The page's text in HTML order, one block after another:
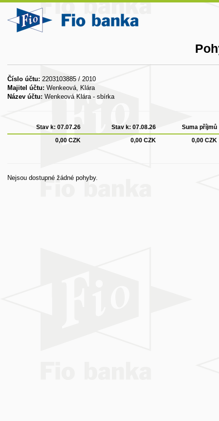
Číslo účtu: 2203103885 / 2010
Majitel účtu: Wenkeová, Klára
Název účtu: Wenkeová Klára - sbírka
Stav k: 07.07.26 Stav k: 07.08.26
Suma příjmů
0,00 CZK
0,00 CZK 0,00 CZK
Nejsou dostupné žádné pohyby.